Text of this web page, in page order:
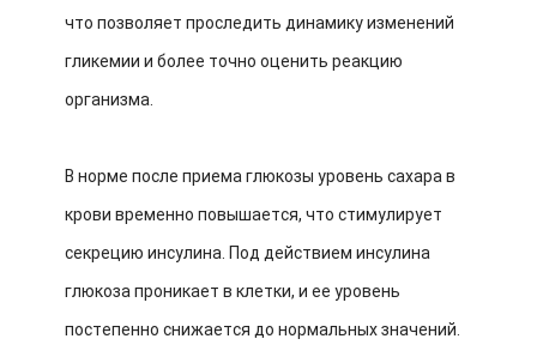
что позволяет проследить динамику изменений
гликемии и более точно оценить реакцию
организма.
В норме после приема глюкозы уровень сахара в
крови временно повышается, что стимулирует
секрецию инсулина. Под действием инсулина
глюкоза проникает в клетки, и ее уровень
постепенно снижается до нормальных значений.